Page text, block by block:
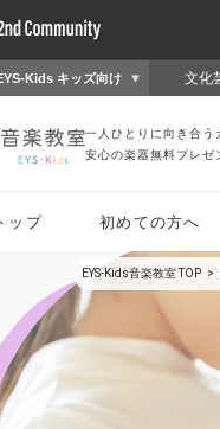
EYS-Kids音楽教室 TOP